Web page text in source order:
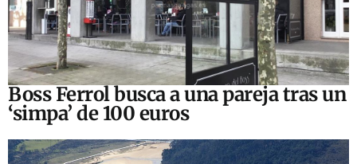
Boss Ferrol busca a una pareja tras un
‘simpa’ de 100 euros